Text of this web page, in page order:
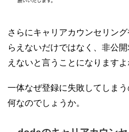
さらにキャリアカウンセリン
らえないだけではなく、非公
えないと言うことになりますよ
一体なぜ登録に失敗してしま
何なのでしょうか。